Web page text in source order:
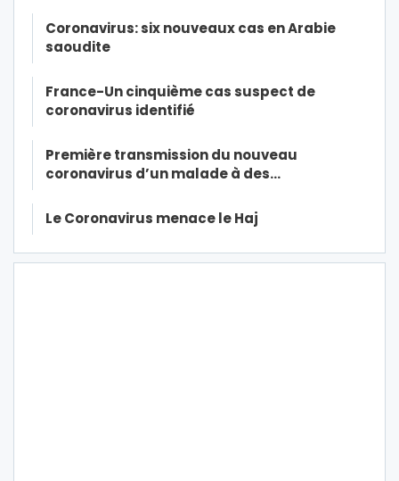
Coronavirus: six nouveaux cas en Arabie
saoudite
France-Un cinquième cas suspect de
coronavirus identifié
Première transmission du nouveau
coronavirus d’un malade à des…
Le Coronavirus menace le Haj